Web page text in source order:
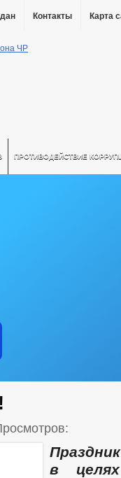
Контакты Карта
ПРОТИВОДЕЙСТВИЕ
в